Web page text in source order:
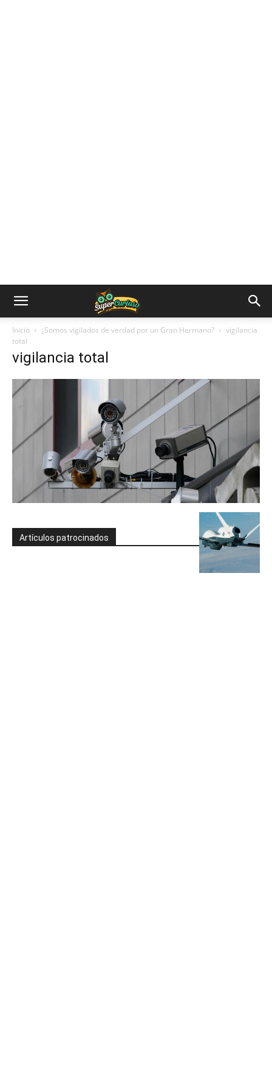
Inicio ¿Somos vigilados de verdad por un Gran Hermano?
vigilancia
total
vigilancia total
Artículos patrocinados